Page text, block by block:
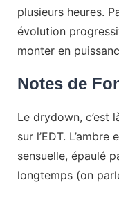
plusieurs heures.
évolution
monter en
Notes de
Le drydown, c’est
sur l’EDT.
sensuelle, épaulé
longtemps (on